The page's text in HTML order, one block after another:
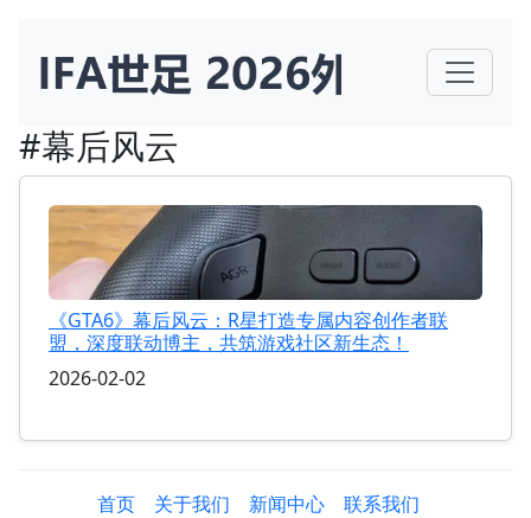
#幕后风云
《GTA6》幕后风云：R星打造专属内容创作者联
盟，深度联动博主，共筑游戏社区新生态！
2026-02-02
首页 关于我们 新闻中心
联系我们